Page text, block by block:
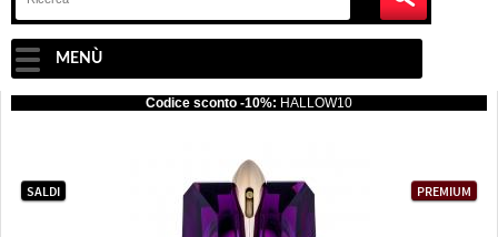
MENÙ
Codice sconto -10%: HALLOW10
SALDI PREMIUM